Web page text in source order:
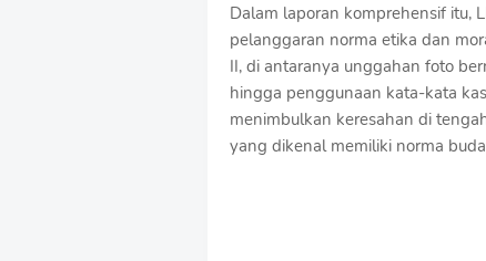
Dalam laporan komprehensif itu,
pelanggaran norma etika dan
II, di antaranya unggahan foto
hingga penggunaan kata-kata
menimbulkan keresahan di
yang dikenal memiliki norma